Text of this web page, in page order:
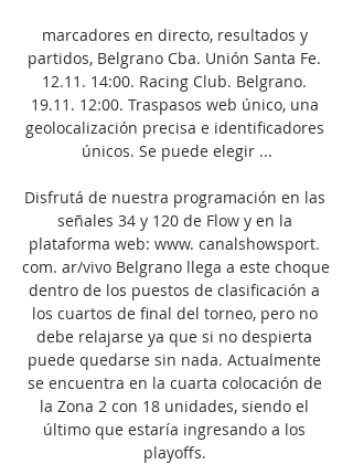
marcadores en directo, resultados y
partidos, Belgrano Cba. Unión Santa Fe.
12.11. 14:00. Racing Club. Belgrano.
19.11. 12:00. Traspasos web único, una
geolocalización precisa e identificadores
únicos. Se puede elegir ...
Disfrutá de nuestra programación en las
señales 34 y 120 de Flow y en la
plataforma web: www. canalshowsport.
com. ar/vivo Belgrano llega a este choque
dentro de los puestos de clasificación a
los cuartos de final del torneo, pero no
debe relajarse ya que si no despierta
puede quedarse sin nada. Actualmente
se encuentra en la cuarta colocación de
la Zona 2 con 18 unidades, siendo el
último que estaría ingresando a los
playoffs.